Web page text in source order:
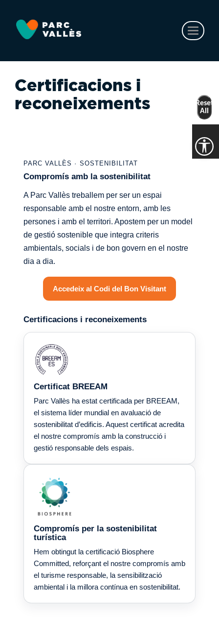
contingut
Certificacions i
reconeixements
PARC VALLÈS · SOSTENIBILITAT
Compromís amb la sostenibilitat
A Parc Vallès treballem per ser un espai
responsable amb el nostre entorn, amb les
persones i amb el territori. Apostem per un model
de gestió sostenible que integra criteris
ambientals, socials i de bon govern en el nostre
dia a dia.
Accedeix al Codi del Bon Visitant
Certificacions i reconeixements
Certificat BREEAM
Parc Vallès ha estat certificada per BREEAM,
el sistema líder mundial en avaluació de
sostenibilitat d’edificis. Aquest certificat acredita
el nostre compromís amb la construcció i
gestió responsable dels espais.
Compromís per la sostenibilitat
turística
Hem obtingut la certificació Biosphere
Committed, reforçant el nostre compromís amb
el turisme responsable, la sensibilització
ambiental i la millora contínua en sostenibilitat.
Reset
All